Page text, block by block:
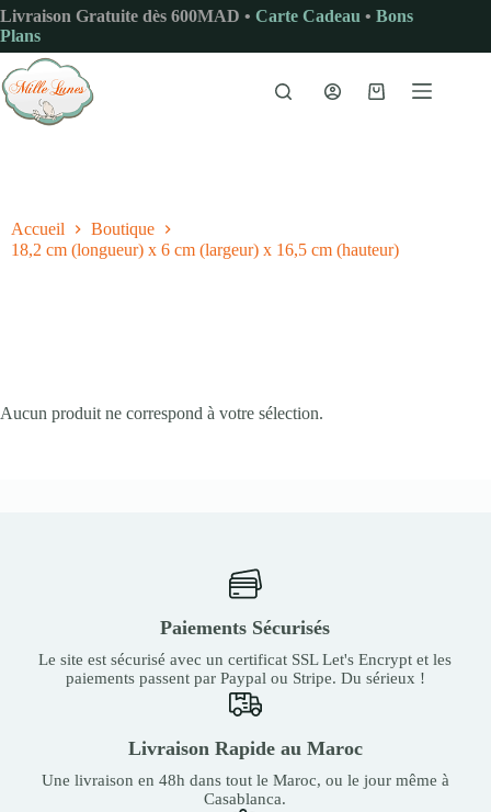
Passer
au
contenu
Livraison Gratuite dès 600MAD • Carte Cadeau • Bons
Plans
Panier
Accueil
Boutique
18,2 cm (longueur) x 6 cm (largeur) x 16,5 cm (hauteur)
Aucun produit ne correspond à votre sélection.
Paiements Sécurisés
Le site est sécurisé avec un certificat SSL Let's Encrypt et les
paiements passent par Paypal ou Stripe. Du sérieux !
Livraison Rapide au Maroc
Une livraison en 48h dans tout le Maroc, ou le jour même à
Casablanca.